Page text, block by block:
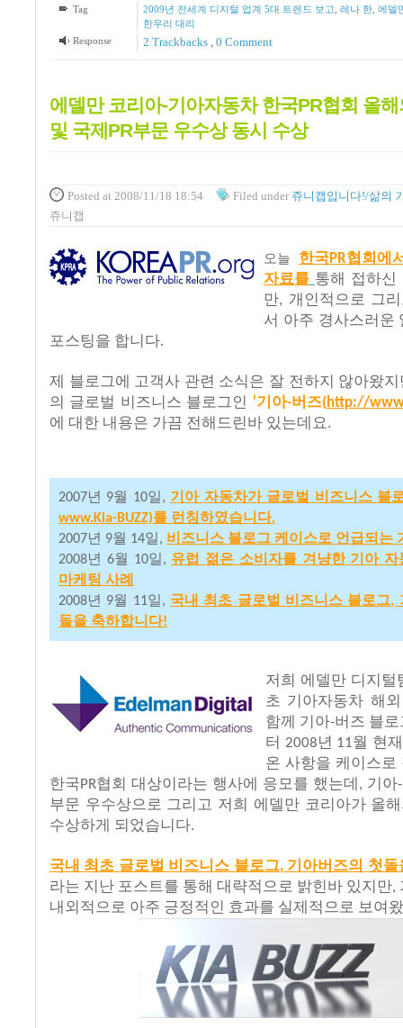
Tag 2009년 전세계 디지털 업계 5대 트렌드 보고 레나 한, 에델
한우리 대리
Response
2 Trackbacks , 0 Comment
에델만 코리아-기아자동차 한국PR협회 올
및 국제PR부문 우수상 동시 수상
Posted at 2008/11/18 18:54 Filed under 쥬니캡입니다!/삶의
쥬니캡
오늘 한국PR협회에
자료를 통해 접하신
만, 개인적으로 그
서 아주 경사스러운
포스팅을 합니다.
제 블로그에 고객사 관련 소식은 잘 전하지 않아왔지
의 글로벌 비즈니스 블로그인 '기아-버즈( http://
에 대한 내용은 가끔 전해드린바 있는데요.
2007년 9월 10일, 기아 자동차가 글로벌 비즈니스 블
www.Kia-BUZZ)를 런칭하였습니다.
2007년 9월 14일, 비즈니스 블로그 케이스로 언급되는
2008년 6월 10일, 유럽 젊은 소비자를 겨냥한 기아 자
마케팅 사례
2008년 9월 11일, 국내 최초 글로벌 비즈니스 블로그,
돌을 축하합니다!
저희 에델만 디지털
초 기아자동차 해외
함께 기아-버즈 블로
터 2008년 11월 현
온 사항을 케이스로
한국PR협회 대상이라는 행사에 응모를 했는데 , 기아-
부문 우수상으로 그리고 저희 에델만 코리아가 올
수상하게 되었습니다.
국내 최초 글로벌 비즈니스 블로그, 기아버즈의 첫돌
라는 지난 포스트를 통해 대략적으로 밝힌바 있지만,
내외적으로 아주 긍정적인 효과를 실제적으로 보여